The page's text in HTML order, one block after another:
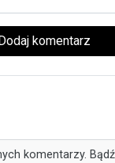
Dodaj komentarz
komentarzy.